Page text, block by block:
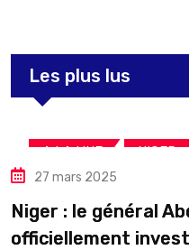
Les plus lus
A LA UNE NIGER
27 mars 2025
Niger : le général
officiellement